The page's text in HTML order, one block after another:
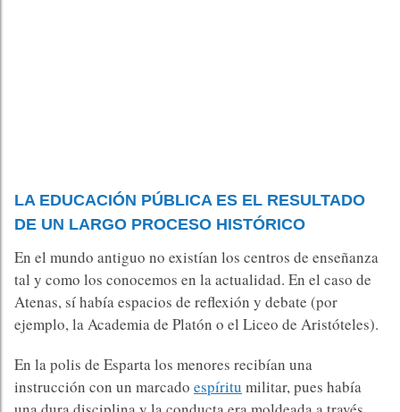
LA EDUCACIÓN PÚBLICA ES EL RESULTADO
DE UN LARGO PROCESO HISTÓRICO
En el mundo antiguo no existían los centros de enseñanza
tal y como los conocemos en la actualidad. En el caso de
Atenas, sí había espacios de reflexión y debate (por
ejemplo, la Academia de Platón o el Liceo de Aristóteles).
En la polis de Esparta los menores recibían una
instrucción con un marcado espíritu militar, pues había